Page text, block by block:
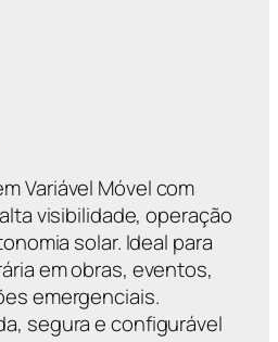
Variável Móvel com
visibilidade, operação
solar. Ideal para
em obras, eventos,
emergenciais.
segura e configurável